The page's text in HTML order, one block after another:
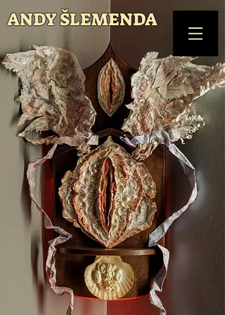
ANDY ŠLEMENDA